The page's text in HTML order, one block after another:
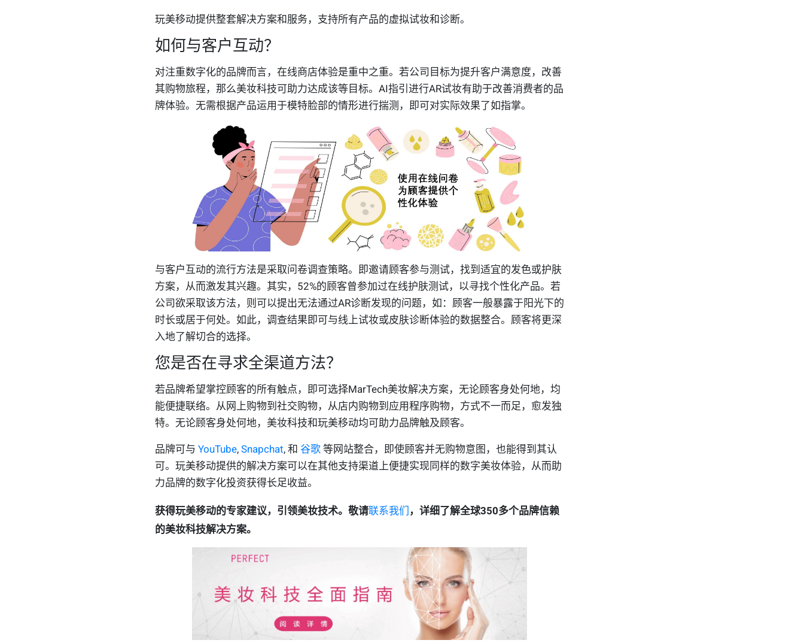
玩美移动提供整套解决方案和服务，支持所有产品的虚拟试妆和诊断。
如何与客户互动？
对注重数字化的品牌而言，在线商店体验是重中之重。若公司目标为提升客户满意度，改善
其购物旅程，那么美妆科技可助力达成该等目标。AI指引进行AR试妆有助于改善消费者的品
牌体验。无需根据产品运用于模特脸部的情形进行揣测，即可对实际效果了如指掌。
与客户互动的流行方法是采取问卷调查策略。即邀请顾客参与测试，找到适宜的发色或护肤
方案，从而激发其兴趣。其实，52%的顾客曾参加过在线护肤测试，以寻找个性化产品。若
公司欲采取该方法，则可以提出无法通过AR诊断发现的问题，如：顾客一般暴露于阳光下的
时长或居于何处。如此，调查结果即可与线上试妆或皮肤诊断体验的数据整合。顾客将更深
入地了解切合的选择。
您是否在寻求全渠道方法？
若品牌希望掌控顾客的所有触点，即可选择MarTech美妆解决方案，无论顾客身处何地，均
能便捷联络。从网上购物到社交购物，从店内购物到应用程序购物，方式不一而足，愈发独
特。无论顾客身处何地，美妆科技和玩美移动均可助力品牌触及顾客。
品牌可与 YouTube, Snapchat, 和 谷歌 等网站整合，即使顾客并无购物意图，也能得到其认
可。玩美移动提供的解决方案可以在其他支持渠道上便捷实现同样的数字美妆体验，从而助
力品牌的数字化投资获得长足收益。
获得玩美移动的专家建议，引领美妆技术。敬请联系我们 ，详细了解全球350多个品牌信赖
的美妆科技解决方案。